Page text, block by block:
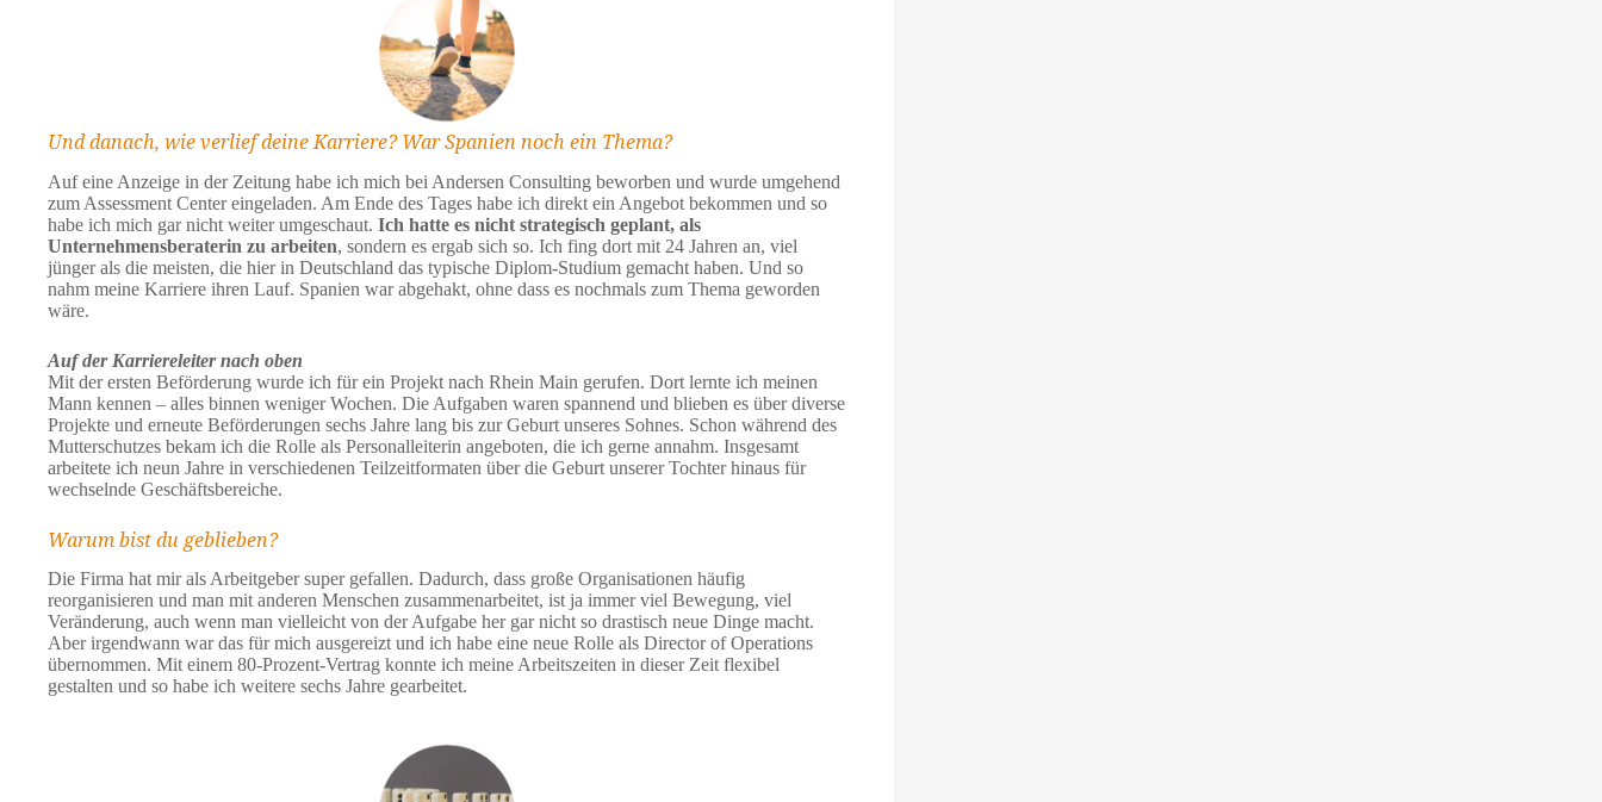
Und danach, wie verlief deine Karriere? War Spanien noch ein Thema?
Auf eine Anzeige in der Zeitung habe ich mich bei Andersen Consulting beworben und wurde umgehend
zum Assessment Center eingeladen. Am Ende des Tages habe ich direkt ein Angebot bekommen und so
habe ich mich gar nicht weiter umgeschaut. Ich hatte es nicht strategisch geplant, als
Unternehmensberaterin zu arbeiten, sondern es ergab sich so. Ich fing dort mit 24 Jahren an, viel
jünger als die meisten, die hier in Deutschland das typische Diplom-Studium gemacht haben. Und so
nahm meine Karriere ihren Lauf. Spanien war abgehakt, ohne dass es nochmals zum Thema geworden
wäre.
Auf der Karriereleiter nach oben
Mit der ersten Beförderung wurde ich für ein Projekt nach Rhein Main gerufen. Dort lernte ich meinen
Mann kennen – alles binnen weniger Wochen. Die Aufgaben waren spannend und blieben es über diverse
Projekte und erneute Beförderungen sechs Jahre lang bis zur Geburt unseres Sohnes. Schon während des
Mutterschutzes bekam ich die Rolle als Personalleiterin angeboten, die ich gerne annahm. Insgesamt
arbeitete ich neun Jahre in verschiedenen Teilzeitformaten über die Geburt unserer Tochter hinaus für
wechselnde Geschäftsbereiche.
Warum bist du geblieben?
Die Firma hat mir als Arbeitgeber super gefallen. Dadurch, dass große Organisationen häufig
reorganisieren und man mit anderen Menschen zusammenarbeitet, ist ja immer viel Bewegung, viel
Veränderung, auch wenn man vielleicht von der Aufgabe her gar nicht so drastisch neue Dinge macht.
Aber irgendwann war das für mich ausgereizt und ich habe eine neue Rolle als Director of Operations
übernommen. Mit einem 80-Prozent-Vertrag konnte ich meine Arbeitszeiten in dieser Zeit flexibel
gestalten und so habe ich weitere sechs Jahre gearbeitet.